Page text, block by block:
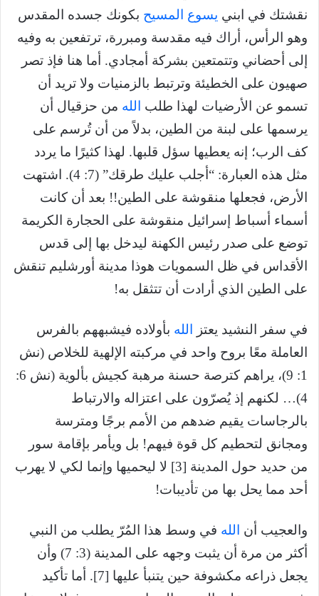
نقشتك في ابني يسوع المسيح بكونك جسده المقدس
وهو الرأس، أراك فيه مقدسة ومبررة، ترتفعين به وفيه
إلى أحضاني وتتمتعين بشركة أمجادي. أما هنا فإذ تصر
صهيون على الخطيئة وترتبط بالزمنيات ولا تريد أن
تسمو عن الأرضيات لهذا طلب
الله من حزقيال أن
يرسمها على لبنة من الطين، بدلاً من أن تُرسم على
كف الرب؛ إنه يعطيها سؤل قلبها. لهذا كثيرًا ما يردد
مثل هذه العبارة: “أجلب عليك طرقك” (7: 4). اشتهت
الأرض، فجعلها منقوشة على الطين!! بعد أن كانت
أسماء أسباط إسرائيل منقوشة على الحجارة الكريمة
توضع على صدر رئيس الكهنة ليدخل بها إلى قدس
الأقداس في ظل السمويات هوذا مدينة أورشليم تنقش
على الطين الذي أرادت أن تتثقل به!
في سفر النشيد يعتز الله بأولاده فيشبههم بالفرس
العاملة معًا بروح واحد في مركبته الإلهية للخلاص (نش
1: 9)، يراهم كترصة حسنة مرهبة كجيش بألوية (نش 6:
4)… لكنهم إذ يُصرّون على اعتزاله والارتباط
بالرجاسات يقيم ضدهم من الأمم برجًا ومترسة
ومجانق لتحطيم كل قوة فيهم! بل ويأمر بإقامة سور
من حديد حول المدينة [3] لا ليحميها وإنما لكي لا يهرب
أحد مما يحل بها من تأديبات!
والعجيب أن الله في وسط هذا المُرّ يطلب من النبي
أكثر من مرة أن يثبت وجهه على المدينة (3: 7) وأن
يجعل ذراعه مكشوفة حين يتنبأ عليها [7]. أما تأكيد